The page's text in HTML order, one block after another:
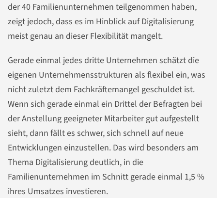
der 40 Familienunternehmen teilgenommen haben,
zeigt jedoch, dass es im Hinblick auf Digitalisierung
meist genau an dieser Flexibilität mangelt.
Gerade einmal jedes dritte Unternehmen schätzt die
eigenen Unternehmensstrukturen als flexibel ein, was
nicht zuletzt dem Fachkräftemangel geschuldet ist.
Wenn sich gerade einmal ein Drittel der Befragten bei
der Anstellung geeigneter Mitarbeiter gut aufgestellt
sieht, dann fällt es schwer, sich schnell auf neue
Entwicklungen einzustellen. Das wird besonders am
Thema Digitalisierung deutlich, in die
Familienunternehmen im Schnitt gerade einmal 1,5 %
ihres Umsatzes investieren.